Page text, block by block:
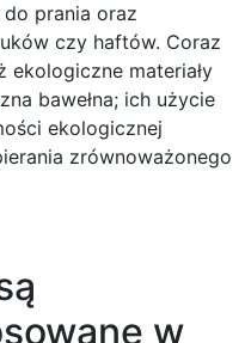
do prania oraz
czy haftów. Coraz
ekologiczne materiały
bawełna; ich użycie
ekologicznej
zrównoważonego
w